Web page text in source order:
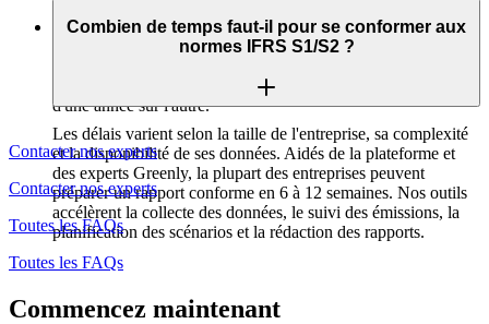
scénarios.
Les mesures et les objectifs utilisés pour gérer les
impacts financiers liés au climat. Cependant, la plateforme
ESG de Greenly dispose de flux de données partagés pour
chaque cadre de référence ESG : nul besoin de procéder à une
nouvelle collecte ou à un nouveau formatage des données.
Les divulgations doivent être publiées chaque année dans le
cadre du reporting financier général de l’entreprise - en règle
générale, selon le même calendrier que vos états financiers
collaboration entre différentes équipes et les comparaisons
d'une année sur l'autre.
Combien de temps faut-il pour se conformer aux
normes IFRS S1/S2 ?
Les délais varient selon la taille de l'entreprise, sa complexité
et la disponibilité de ses données. Aidés de la plateforme et
des experts Greenly, la plupart des entreprises peuvent
préparer un rapport conforme en 6 à 12 semaines. Nos outils
accélèrent la collecte des données, le suivi des émissions, la
planification des scénarios et la rédaction des rapports.
Contacter nos experts
Contacter nos experts
Toutes les FAQs
Toutes les FAQs
Commencez maintenant